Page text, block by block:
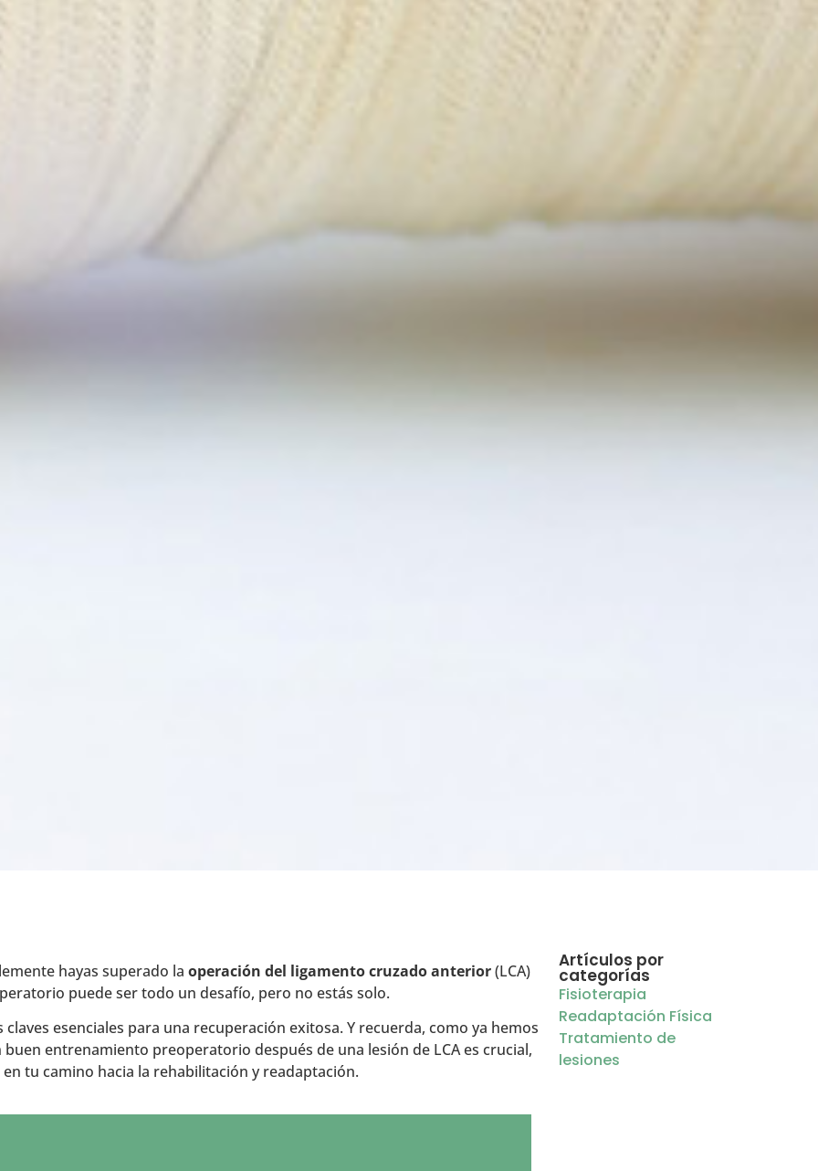
hayas superado la operación del ligamento cruzado anterior(LCA)
puede ser todo un desafío, pero no estás solo.
esenciales para una recuperación exitosa. Y recuerda, como ya hemos
entrenamiento preoperatorio después de una lesión de LCA es crucial,
tu camino hacia la rehabilitación y readaptación.
Artículos por
categorías
Fisioterapia
Readaptación Física
Tratamiento de
lesiones